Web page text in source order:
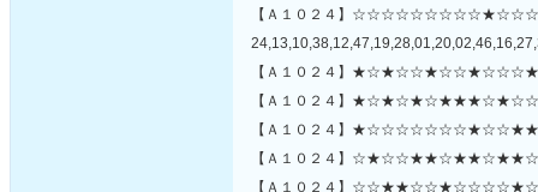
【Ａ１０２４】
【Ａ１０２４】
【Ａ１０２４】
【Ａ１０２４】
【Ａ１０２４】
【Ａ１０２４】